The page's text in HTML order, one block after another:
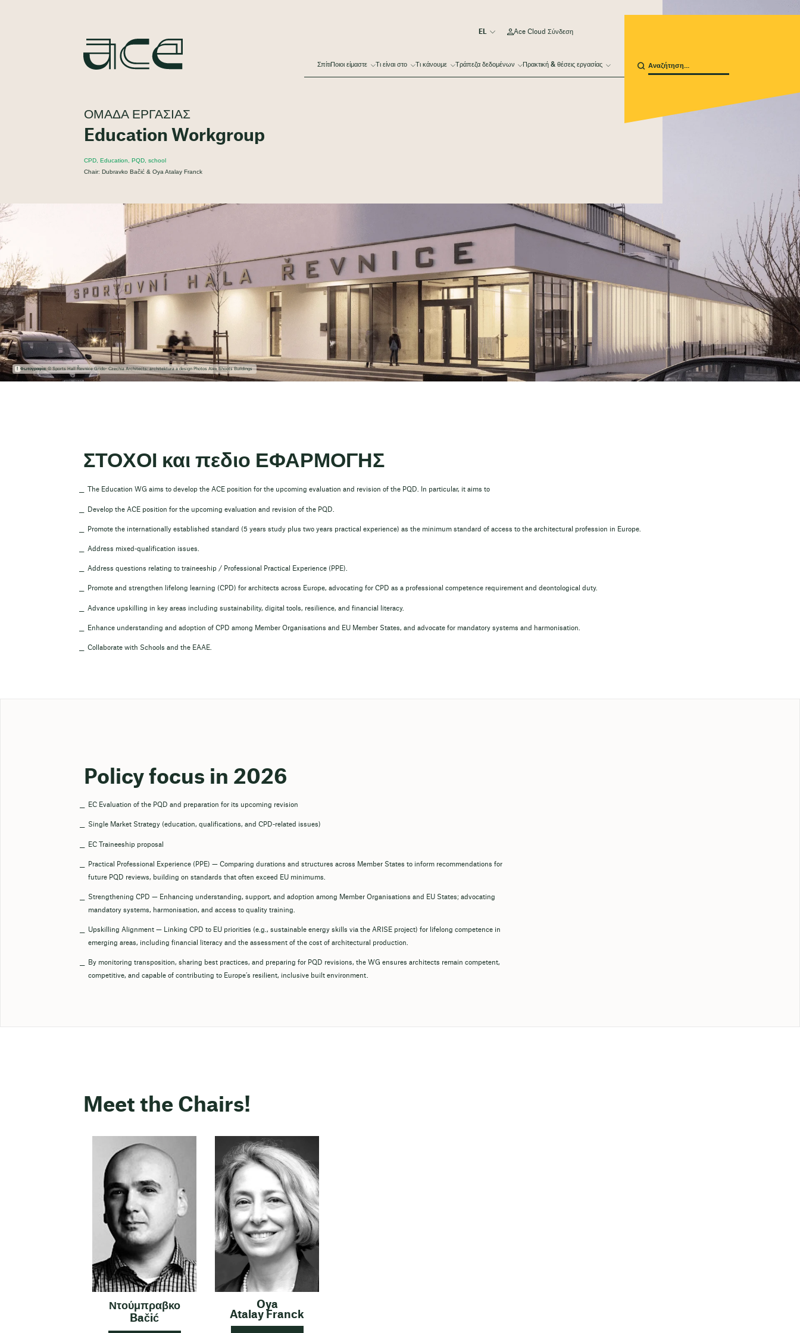
ΣπίτιΠοιοι είμαστε Τι είναι στο Τι κάνουμε Τράπεζα δεδομένων Πρακτική & θέσεις εργασίας
Ace Cloud Σύνδεση
ΟΜΆΔΑ ΕΡΓΑΣΊΑΣ
Education Workgroup
CPD, Education, PQD, school
Chair: Dubravko Bačić & Oya Atalay Franck
Φωτογραφία:© Sports Hall Řevnice Grido- Czechia Architects: architektura a design Photos Alex Shoots Buildings
ΣΤΟΧΟΙ και πεδιο ΕΦΑΡΜΟΓΗΣ
The Education WG aims to develop the ACE position for the upcoming evaluation and revision of the PQD. In particular, it aims to
Develop the ACE position for the upcoming evaluation and revision of the PQD.
Promote the internationally established standard (5 years study plus two years practical experience) as the minimum standard of access to the architectural profession in Europe.
Address mixed-qualification issues.
Address questions relating to traineeship / Professional Practical Experience (PPE).
Promote and strengthen lifelong learning (CPD) for architects across Europe, advocating for CPD as a professional competence requirement and deontological duty.
Advance upskilling in key areas including sustainability, digital tools, resilience, and financial literacy.
Enhance understanding and adoption of CPD among Member Organisations and EU Member States, and advocate for mandatory systems and harmonisation.
Collaborate with Schools and the EAAE.
Policy focus in 2026
EC Evaluation of the PQD and preparation for its upcoming revision
Single Market Strategy (education, qualifications, and CPD-related issues)
EC Traineeship proposal
Practical Professional Experience (PPE) — Comparing durations and structures across Member States to inform recommendations for
future PQD reviews, building on standards that often exceed EU minimums.
Strengthening CPD — Enhancing understanding, support, and adoption among Member Organisations and EU States; advocating
mandatory systems, harmonisation, and access to quality training.
Upskilling Alignment — Linking CPD to EU priorities (e.g., sustainable energy skills via the ARISE project) for lifelong competence in
emerging areas, including financial literacy and the assessment of the cost of architectural production.
By monitoring transposition, sharing best practices, and preparing for PQD revisions, the WG ensures architects remain competent,
competitive, and capable of contributing to Europe’s resilient, inclusive built environment.
Meet the Chairs!
Ντούμπραβκο
Bačić
Oya
Atalay Franck